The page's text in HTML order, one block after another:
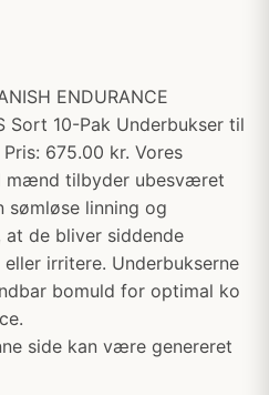
ENDURANCE
Sort 10-Pak Underbukser til
675.00 kr. Vores
mænd tilbyder ubesværet
sømløse linning og
at de bliver siddende
irritere. Underbukserne
bomuld for optimal ko
side kan være genereret